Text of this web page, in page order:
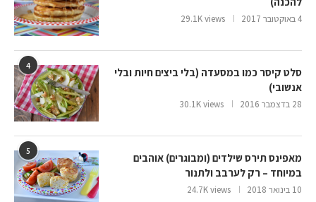
4 באוקטובר 2017 29.1K views
4
סלט קיסר כמו במסעדה (בלי ביצים חיות ובלי
אנשובי)
28 בדצמבר 2016 30.1K views
5
מאפינס תירס שילדים (ומבוגרים) אוהבים
במיוחד – רק לערבב ולתנור
10 בינואר 2018 24.7K views